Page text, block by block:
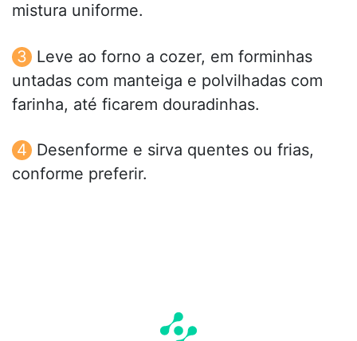
mistura uniforme.
Leve ao forno a cozer, em forminhas
untadas com manteiga e polvilhadas com
farinha, até ficarem douradinhas.
Desenforme e sirva quentes ou frias,
conforme preferir.